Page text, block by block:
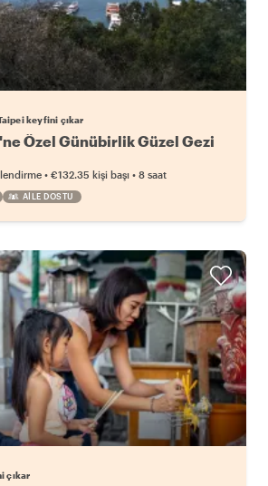
keyfini çıkar
Özel Günübirlik Güzel Gezi
• €132.35 kişi başı • 8 saat
AILE DOSTU
çıkar